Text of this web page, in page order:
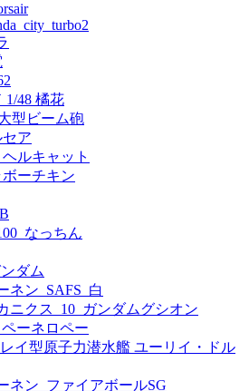
1/48 橘花
型ビーム砲
ア
ルキャット
ーチキン
なっちん
ダム
ネン_SAFS_白
ニクス_10_ガンダムグシオン
ーネロペー
イ型原子力潜水艦 ユーリイ・ドル
ネン_ファイアボールSG